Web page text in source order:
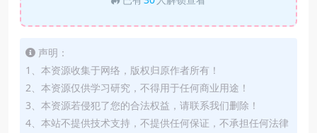
声明：
1、本资源收集于网络，版权归原作者所有！
2、本资源仅供学习研究，不得用于任何商业用途！
3、本资源若侵犯了您的合法权益，请联系我们删除！
4、本站不提供技术支持，不提供任何保证，不承担任何法律